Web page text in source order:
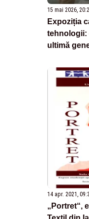
15 mai 2026,
Expoziția
tehnologii:
ultimă
14 apr. 2021,
„Portret“,